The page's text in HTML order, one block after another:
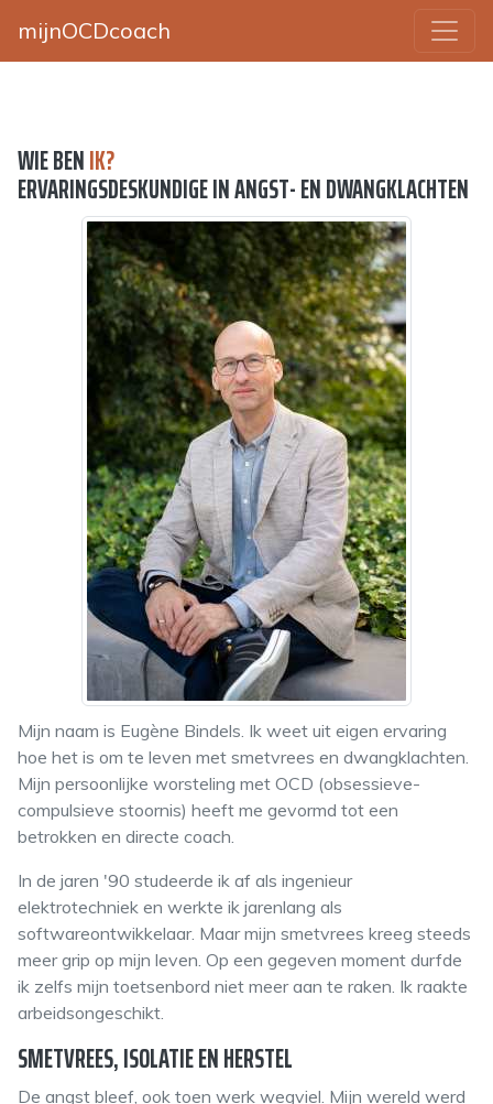
mijnOCDcoach
WIE BENIK?
ERVARINGSDESKUNDIGE IN ANGST- EN DWANGKLACHTEN
Mijn naam is Eugène Bindels. Ik weet uit eigen ervaring
hoe het is om te leven met smetvrees en dwangklachten.
Mijn persoonlijke worsteling met OCD (obsessieve-
compulsieve stoornis) heeft me gevormd tot een
betrokken en directe coach.
In de jaren '90 studeerde ik af als ingenieur
elektrotechniek en werkte ik jarenlang als
softwareontwikkelaar. Maar mijn smetvrees kreeg steeds
meer grip op mijn leven. Op een gegeven moment durfde
ik zelfs mijn toetsenbord niet meer aan te raken. Ik raakte
arbeidsongeschikt.
SMETVREES, ISOLATIE EN HERSTEL
De angst bleef, ook toen werk wegviel. Mijn wereld werd